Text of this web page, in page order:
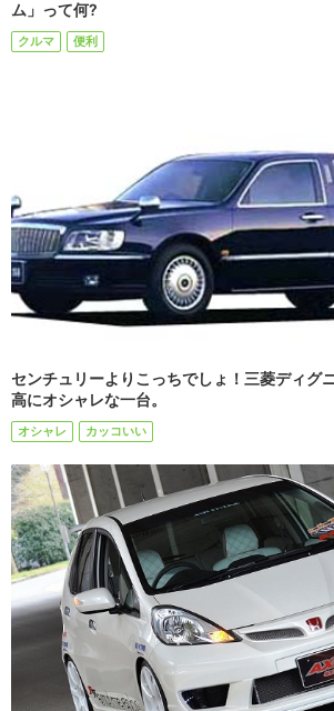
ム」って何?
クルマ 便利
センチュリーよりこっちでしょ！三菱ディグ
高にオシャレな一台。
オシャレ カッコいい